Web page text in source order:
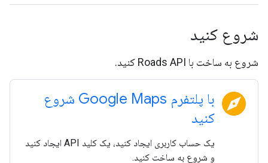
شروع کنید
شروع به ساخت با Roads API کنید.
explore
با پلتفرم Google Maps شروع
کنید
یک حساب کاربری ایجاد کنید، یک کلید API ایجاد کنید
و شروع به ساخت کنید.